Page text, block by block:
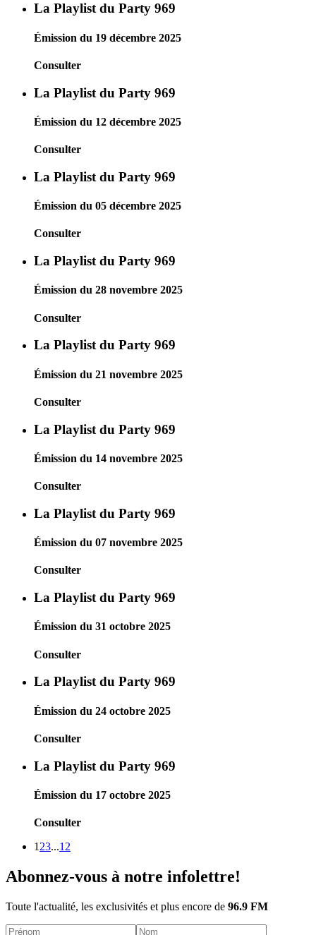
La Playlist du Party 969
Émission du 19 décembre 2025
Consulter
La Playlist du Party 969
Émission du 12 décembre 2025
Consulter
La Playlist du Party 969
Émission du 05 décembre 2025
Consulter
La Playlist du Party 969
Émission du 28 novembre 2025
Consulter
La Playlist du Party 969
Émission du 21 novembre 2025
Consulter
La Playlist du Party 969
Émission du 14 novembre 2025
Consulter
La Playlist du Party 969
Émission du 07 novembre 2025
Consulter
La Playlist du Party 969
Émission du 31 octobre 2025
Consulter
La Playlist du Party 969
Émission du 24 octobre 2025
Consulter
La Playlist du Party 969
Émission du 17 octobre 2025
Consulter
1 23...12
Abonnez-vous à notre infolettre!
Toute l'actualité, les exclusivités et plus encore de 96.9 FM